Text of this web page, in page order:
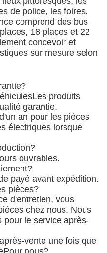
de police, les foires.
comprend des bus
18 places et 22
concevoir et
sur mesure selon
Les produits
garantie.
an pour les pièces
électriques lorsque
ouvrables.
payé avant expédition.
pièces?
d'entretien, vous
chez nous. Nous
pour le service après-
vente une fois que
Pour nous?